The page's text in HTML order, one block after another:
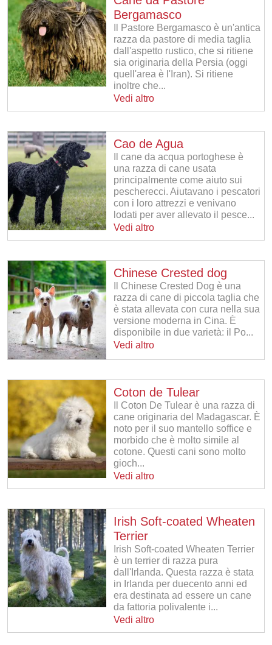
Bergamasco
Il Pastore Bergamasco è un'antica
razza da pastore di media taglia
dall'aspetto rustico, che si ritiene
sia originaria della Persia (oggi
quell'area è l'Iran). Si ritiene
inoltre che...
Vedi altro
Cao de Agua
Il cane da acqua portoghese è
una razza di cane usata
principalmente come aiuto sui
pescherecci. Aiutavano i pescatori
con i loro attrezzi e venivano
lodati per aver allevato il pesce...
Vedi altro
Chinese Crested dog
Il Chinese Crested Dog è una
razza di cane di piccola taglia che
è stata allevata con cura nella sua
versione moderna in Cina. È
disponibile in due varietà: il Po...
Vedi altro
Coton de Tulear
Il Coton De Tulear è una razza di
cane originaria del Madagascar. È
noto per il suo mantello soffice e
morbido che è molto simile al
cotone. Questi cani sono molto
gioch...
Vedi altro
Irish Soft-coated Wheaten
Terrier
Irish Soft-coated Wheaten Terrier
è un terrier di razza pura
dall'Irlanda. Questa razza è stata
in Irlanda per duecento anni ed
era destinata ad essere un cane
da fattoria polivalente i...
Vedi altro